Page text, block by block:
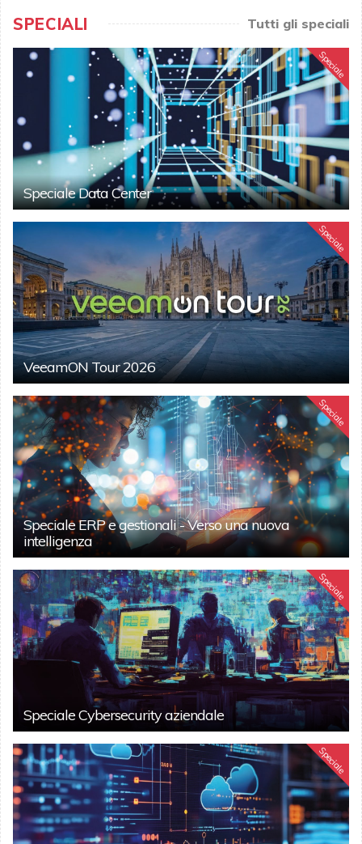
SPECIALI Tutti gli speciali
Speciale
Speciale Data Center
Speciale
VeeamON Tour 2026
Speciale
Speciale ERP e gestionali - Verso una nuova
intelligenza
Speciale
Speciale Cybersecurity aziendale
Speciale